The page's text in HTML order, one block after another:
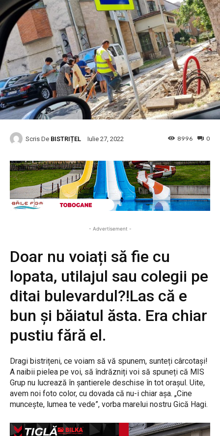
Scris De BISTRIȚEL Iulie 27, 2022 0
8996
- Advertisement -
Doar nu voiați să fie cu
lopata, utilajul sau colegii pe
ditai bulevardul?!Las că e
bun și băiatul ăsta. Era chiar
pustiu fără el.
Dragi bistrițeni, ce voiam să vă spunem, sunteți cârcotași!
A naibii pielea pe voi, să îndrăzniți voi să spuneți că MIS
Grup nu lucrează în șantierele deschise în tot orașul. Uite,
avem noi foto color, cu dovada că nu-i chiar așa. „Cine
muncește, lumea te vede”, vorba marelui nostru Gică Hagi.